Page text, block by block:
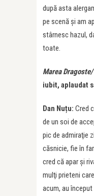
după asta
pe scenă şi am
stârnesc hazul,
toate.
Marea
iubit, aplaudat
Dan Nuțu: Cred
de un soi de
pic de admiraţie
căsnicie, fie în
cred că apar şi
mulţi prieteni
acum, au